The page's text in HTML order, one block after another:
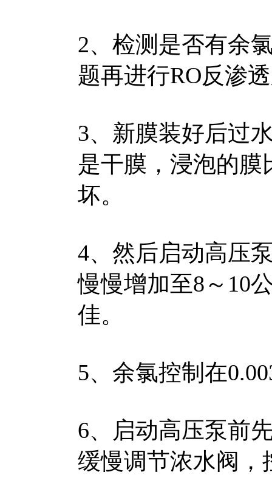
2、检测是否有余
题再进行RO反渗
3、新膜装好后过
是干膜，浸泡的
坏。
4、然后启动高压
慢慢增加至8～10
佳。
5、余氯控制在
6、启动高压泵前
缓慢调节浓水阀，